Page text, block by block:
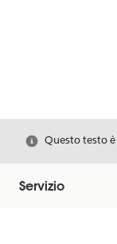
Chiudi
Questo testo
Servizio